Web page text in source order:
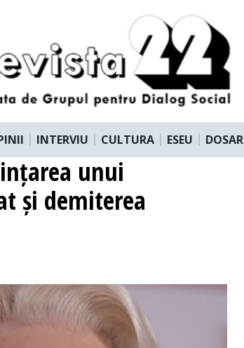
INTERVIU CULTURA ESEU DOSAR
unui
și demiterea